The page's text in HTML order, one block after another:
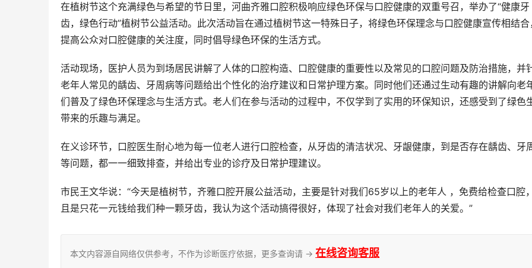
在植树节这个充满绿色与希望的节日里，河曲齐雅口腔积极响应绿色环保与口腔健康的双重号召，举办了“健康牙
齿，绿色行动”植树节公益活动。此次活动旨在通过植树节这一特殊日子，将绿色环保理念与口腔健康宣传相结合
提高公众对口腔健康的关注度，同时倡导绿色环保的生活方式。
活动现场，医护人员为到场居民讲解了人体的口腔构造、口腔健康的重要性以及常见的口腔问题及防治措施，并
老年人常见的龋齿、牙周病等问题给出个性化的治疗建议和日常护理方案。同时他们还通过生动有趣的讲解向老
们普及了绿色环保理念与生活方式。老人们在参与活动的过程中，不仅学到了实用的环保知识，还感受到了绿色
带来的乐趣与满足。
在义诊环节，口腔医生耐心地为每一位老人进行口腔检查，从牙齿的清洁状况、牙龈健康，到是否存在龋齿、牙
等问题，都一一细致排查，并给出专业的诊疗及日常护理建议。
市民王文华说：“今天是植树节，齐雅口腔开展公益活动，主要是针对我们65岁以上的老年人 ，免费给检查口腔
且是只花一元钱给我们种一颗牙齿，我认为这个活动搞得很好，体现了社会对我们老年人的关爱。”
本文内容源自网络仅供参考，不作为诊断医疗依据，更多查询请 → 在线咨询客服